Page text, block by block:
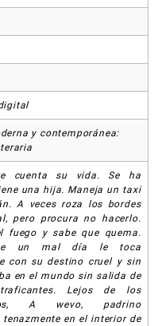
y contemporánea:
cuenta su vida. Se ha
una hija. Maneja un taxi
A veces roza los bordes
pero procura no hacerlo.
fuego y sabe que quema.
un mal día le toca
con su destino cruel y sin
en el mundo sin salida de
Lejos de los
A wevo, padrino
tenazmente en el interior de